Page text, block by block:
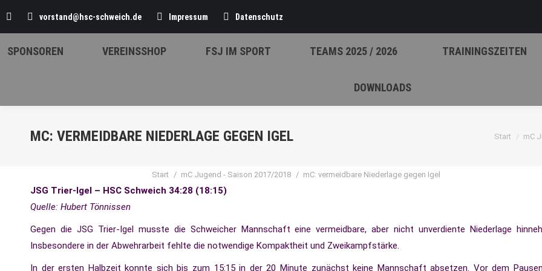
Search: vorstand@hsc-schweich.de Impressum Datenschutz
SPONSOREN VEREINSSHOP FSJ IM SPORT TEAMS 2025 / 2026 TRAININGSZEITEN
DOWNLOADS
MC: VERMEIDBARE NIEDERLAGE GEGEN IGEL Sie
Start mC
Sie befinden sich hier:
Start mC Jugend - Saison 2017/2018 mC: vermeidbare Niederlage gegen Igel
JSG Trier-Igel – HSC Schweich 34:28 (18:15)
Quelle: Hubert Tönnissen
Gegen die JSG Trier-Igel musste die Schweicher Mannschaft eine vermeidbare, aber nicht unverdiente Niederlage
Insbesondere in der Abwehrarbeit fehlte die notwendige Kompaktheit und Zweikampfstärke.
In der ersten Halbzeit konnte sich bis zum 15:15 in der 20 Minute zunächst keine Mannschaft absetzen. Vor dem